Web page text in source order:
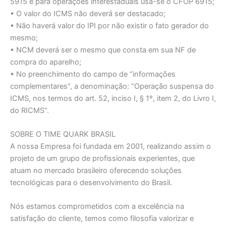
• O valor do ICMS não deverá ser destacado;
• Não haverá valor do IPI por não existir o fato gerador do
mesmo;
• NCM deverá ser o mesmo que consta em sua NF de
compra do aparelho;
• No preenchimento do campo de “informações
complementares”, a denominação: “Operação suspensa do
ICMS, nos termos do art. 52, inciso I, § 1º, item 2, do Livro I,
do RICMS”.
SOBRE O TIME QUARK BRASIL
A nossa Empresa foi fundada em 2001, realizando assim o
projeto de um grupo de profissionais experientes, que
atuam no mercado brasileiro oferecendo soluções
tecnológicas para o desenvolvimento do Brasil.
Nós estamos comprometidos com a excelência na
satisfação do cliente, temos como filosofia valorizar e